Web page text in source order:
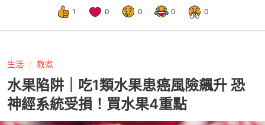
1 0 0 0 0
生活 教煮
水果陷阱｜吃1類水果患癌風險飆升 恐
神經系統受損！買水果4重點